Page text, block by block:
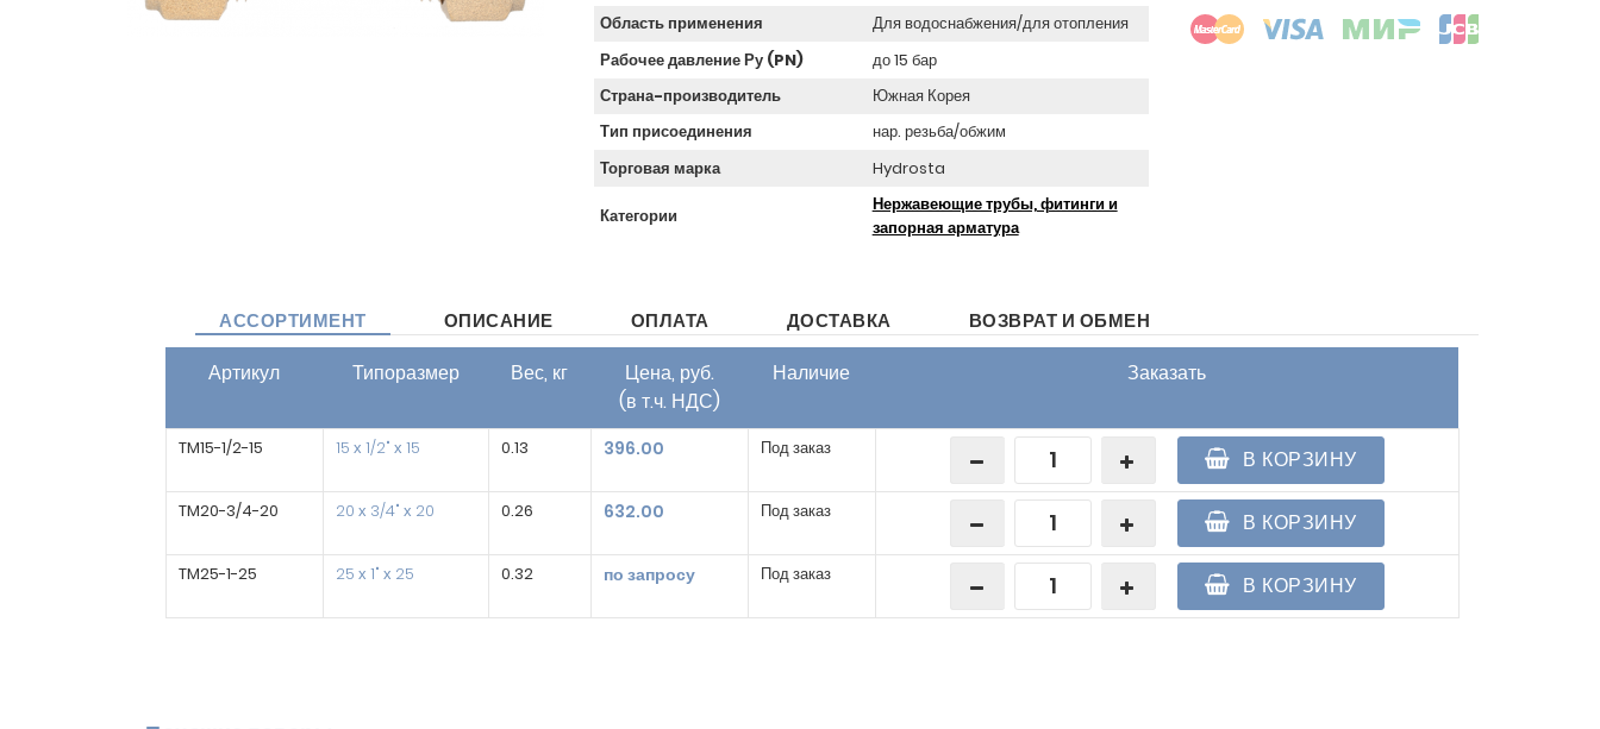
Область применения
Для водоснабжения/для отопления
Рабочее давление Ру (PN)
до 15 бар
Страна-производитель
Южная Корея
Тип присоединения
нар. резьба/обжим
Торговая марка
Hydrosta
Категории
Нержавеющие трубы, фитинги и
запорная арматура
АССОРТИМЕНТ ОПИСАНИЕ ОПЛАТА ДОСТАВКА ВОЗВРАТ И ОБМЕН
Артикул Типоразмер Вес, кг
Цена, руб.
(в т.ч. НДС)
Наличие Заказать
TM15-1/2-15 15 х 1/2" х 15 0.13 396.00 Под заказ В КОРЗИНУ
TM20-3/4-20 20 х 3/4" х 20 0.26 632.00 Под заказ В КОРЗИНУ
TM25-1-25 25 х 1" х 25 0.32 по запросу Под заказ В КОРЗИНУ